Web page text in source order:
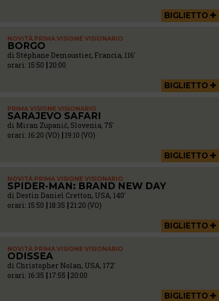
BIGLIETTO
NOVITÀ PRIMA VISIONE VISIONARIO
BORGO
di Stéphane Demoustier, Francia, 116'
orari: 15:50 20:00
BIGLIETTO
PRIMA VISIONE VISIONARIO
SARAJEVO SAFARI
di Miran Zupanič, Slovenia, 75'
orari: 16:20 (VO) 19:10 (VO)
BIGLIETTO
NOVITÀ PRIMA VISIONE VISIONARIO
SPIDER-MAN: BRAND NEW DAY
di Destin Daniel Cretton, USA, 140'
orari: 15:50 18:35 21:20 (VO)
BIGLIETTO
NOVITÀ PRIMA VISIONE VISIONARIO
ODISSEA
di Christopher Nolan, USA, 172'
orari: 16:35 17:55 20:00
BIGLIETTO